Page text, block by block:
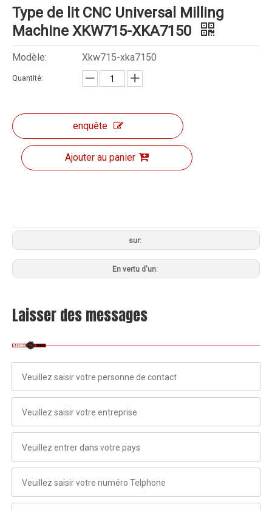
Type de lit CNC Universal Milling
Machine XKW715-XKA7150
Modèle: Xkw715-xka7150
Quantité:
enquête
Ajouter au panier
sur:
En vertu d'un:
Laisser des messages